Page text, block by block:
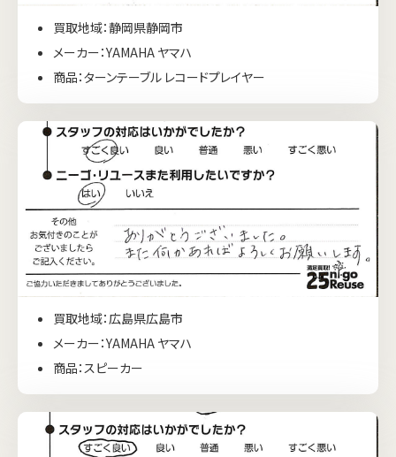
買取地域：静岡県静岡市
メーカー：YAMAHA ヤマハ
商品：ターンテーブル レコードプレイヤー
買取地域：広島県広島市
メーカー：YAMAHA ヤマハ
商品：スピーカー